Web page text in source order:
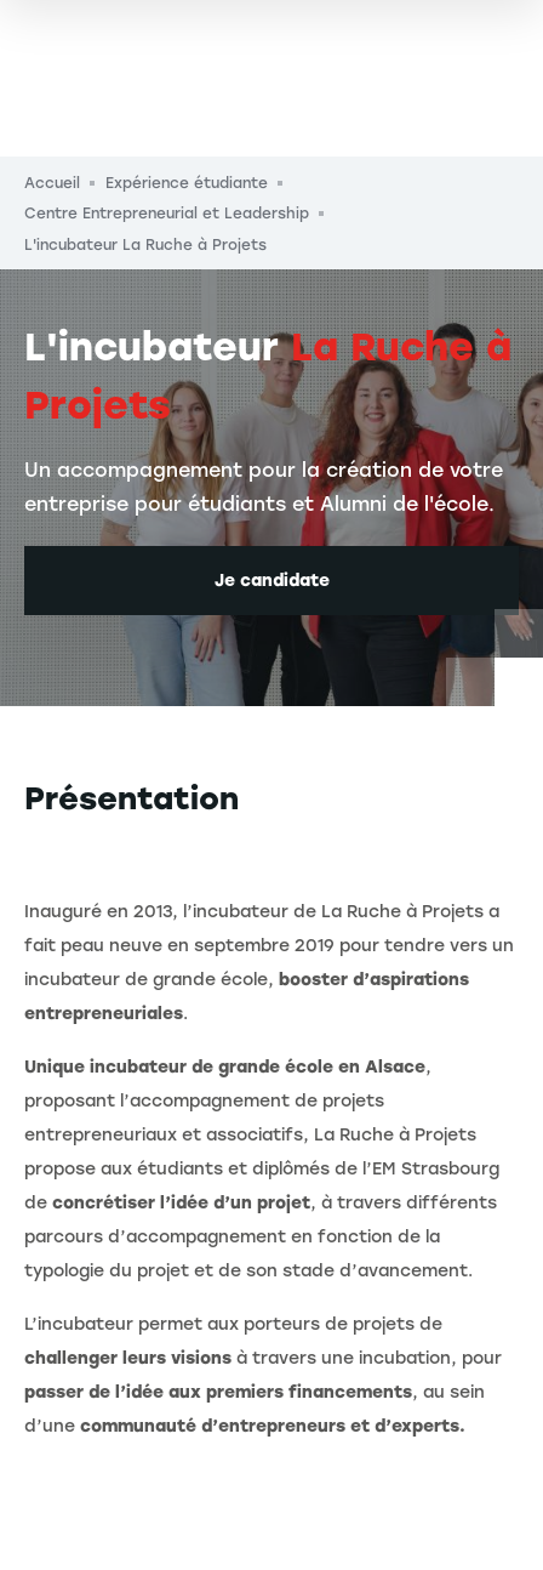
Fil d'Ariane
Accueil
Expérience étudiante
Centre Entrepreneurial et Leadership
L'incubateur La Ruche à Projets
L'incubateurLa Ruche à
Projets
Un accompagnement pour la création de votre
entreprise pour étudiants et Alumni de l'école.
Je candidate
Présentation
Inauguré en 2013, l’incubateur de La Ruche à Projets a
fait peau neuve en septembre 2019 pour tendre vers un
incubateur de grande école, booster d’aspirations
entrepreneuriales.
Unique incubateur de grande école en Alsace,
proposant l’accompagnement de projets
entrepreneuriaux et associatifs, La Ruche à Projets
propose aux étudiants et diplômés de l’EM Strasbourg
de concrétiser l’idée d’un projet, à travers différents
parcours d’accompagnement en fonction de la
typologie du projet et de son stade d’avancement.
L’incubateur permet aux porteurs de projets de
challenger leurs visions à travers une incubation, pour
passer de l’idée aux premiers financements, au sein
d’une communauté d’entrepreneurs et d’experts.